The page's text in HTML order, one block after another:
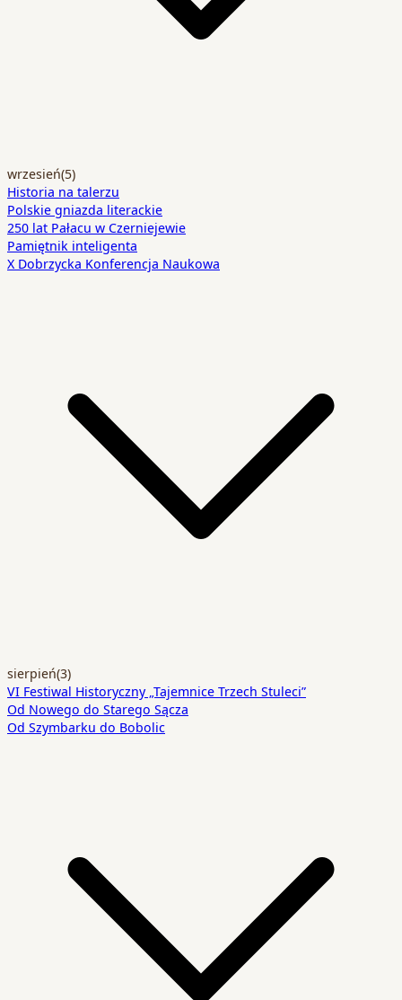
wrzesień(5)
Historia na talerzu
Polskie gniazda literackie
250 lat Pałacu w Czerniejewie
Pamiętnik inteligenta
X Dobrzycka Konferencja Naukowa
sierpień(3)
VI Festiwal Historyczny „Tajemnice Trzech Stuleci”
Od Nowego do Starego Sącza
Od Szymbarku do Bobolic